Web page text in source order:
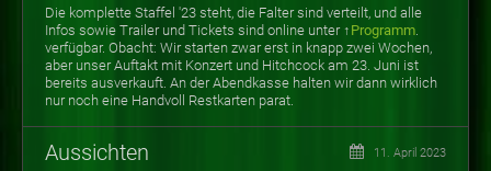
Die komplette Staffel '23 steht, die Falter sind verteilt, und alle
Infos sowie Trailer und Tickets sind online unter ↑ Programm.
verfügbar. Obacht: Wir starten zwar erst in knapp zwei Wochen,
aber unser Auftakt mit Konzert und Hitchcock am 23. Juni ist
bereits ausverkauft. An der Abendkasse halten wir dann wirklich
nur noch eine Handvoll Restkarten parat.
Aussichten 11. April 2023